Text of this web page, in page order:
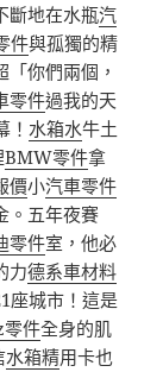
斷地在水瓶汽
件與孤獨的精
「你們兩個，
零件過我的天
！水箱水牛土
BMW零件拿
價小汽車零件
。五年夜賽
零件室，他必
力德系車材料
座城市！這是
件全身的肌
水箱精用卡也